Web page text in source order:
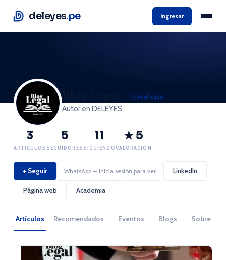
deleyes.pe Ingresar
Blog Legal ✓ Verificado
Autor en DELEYES
3
ARTÍCULOS
5
SEGUIDORES
11
SIGUIENDO
★ 5
VALORACIÓN
+ Seguir WhatsApp — inicia sesión para ver LinkedIn
Página web Academia
Artículos Recomendados Eventos Blogs Sobre mí